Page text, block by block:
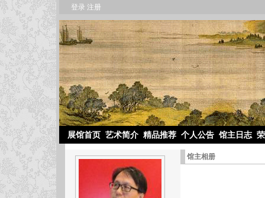
登录 注册
展馆首页 艺术简介 精品推荐 个人公告 馆主日志
馆主相册